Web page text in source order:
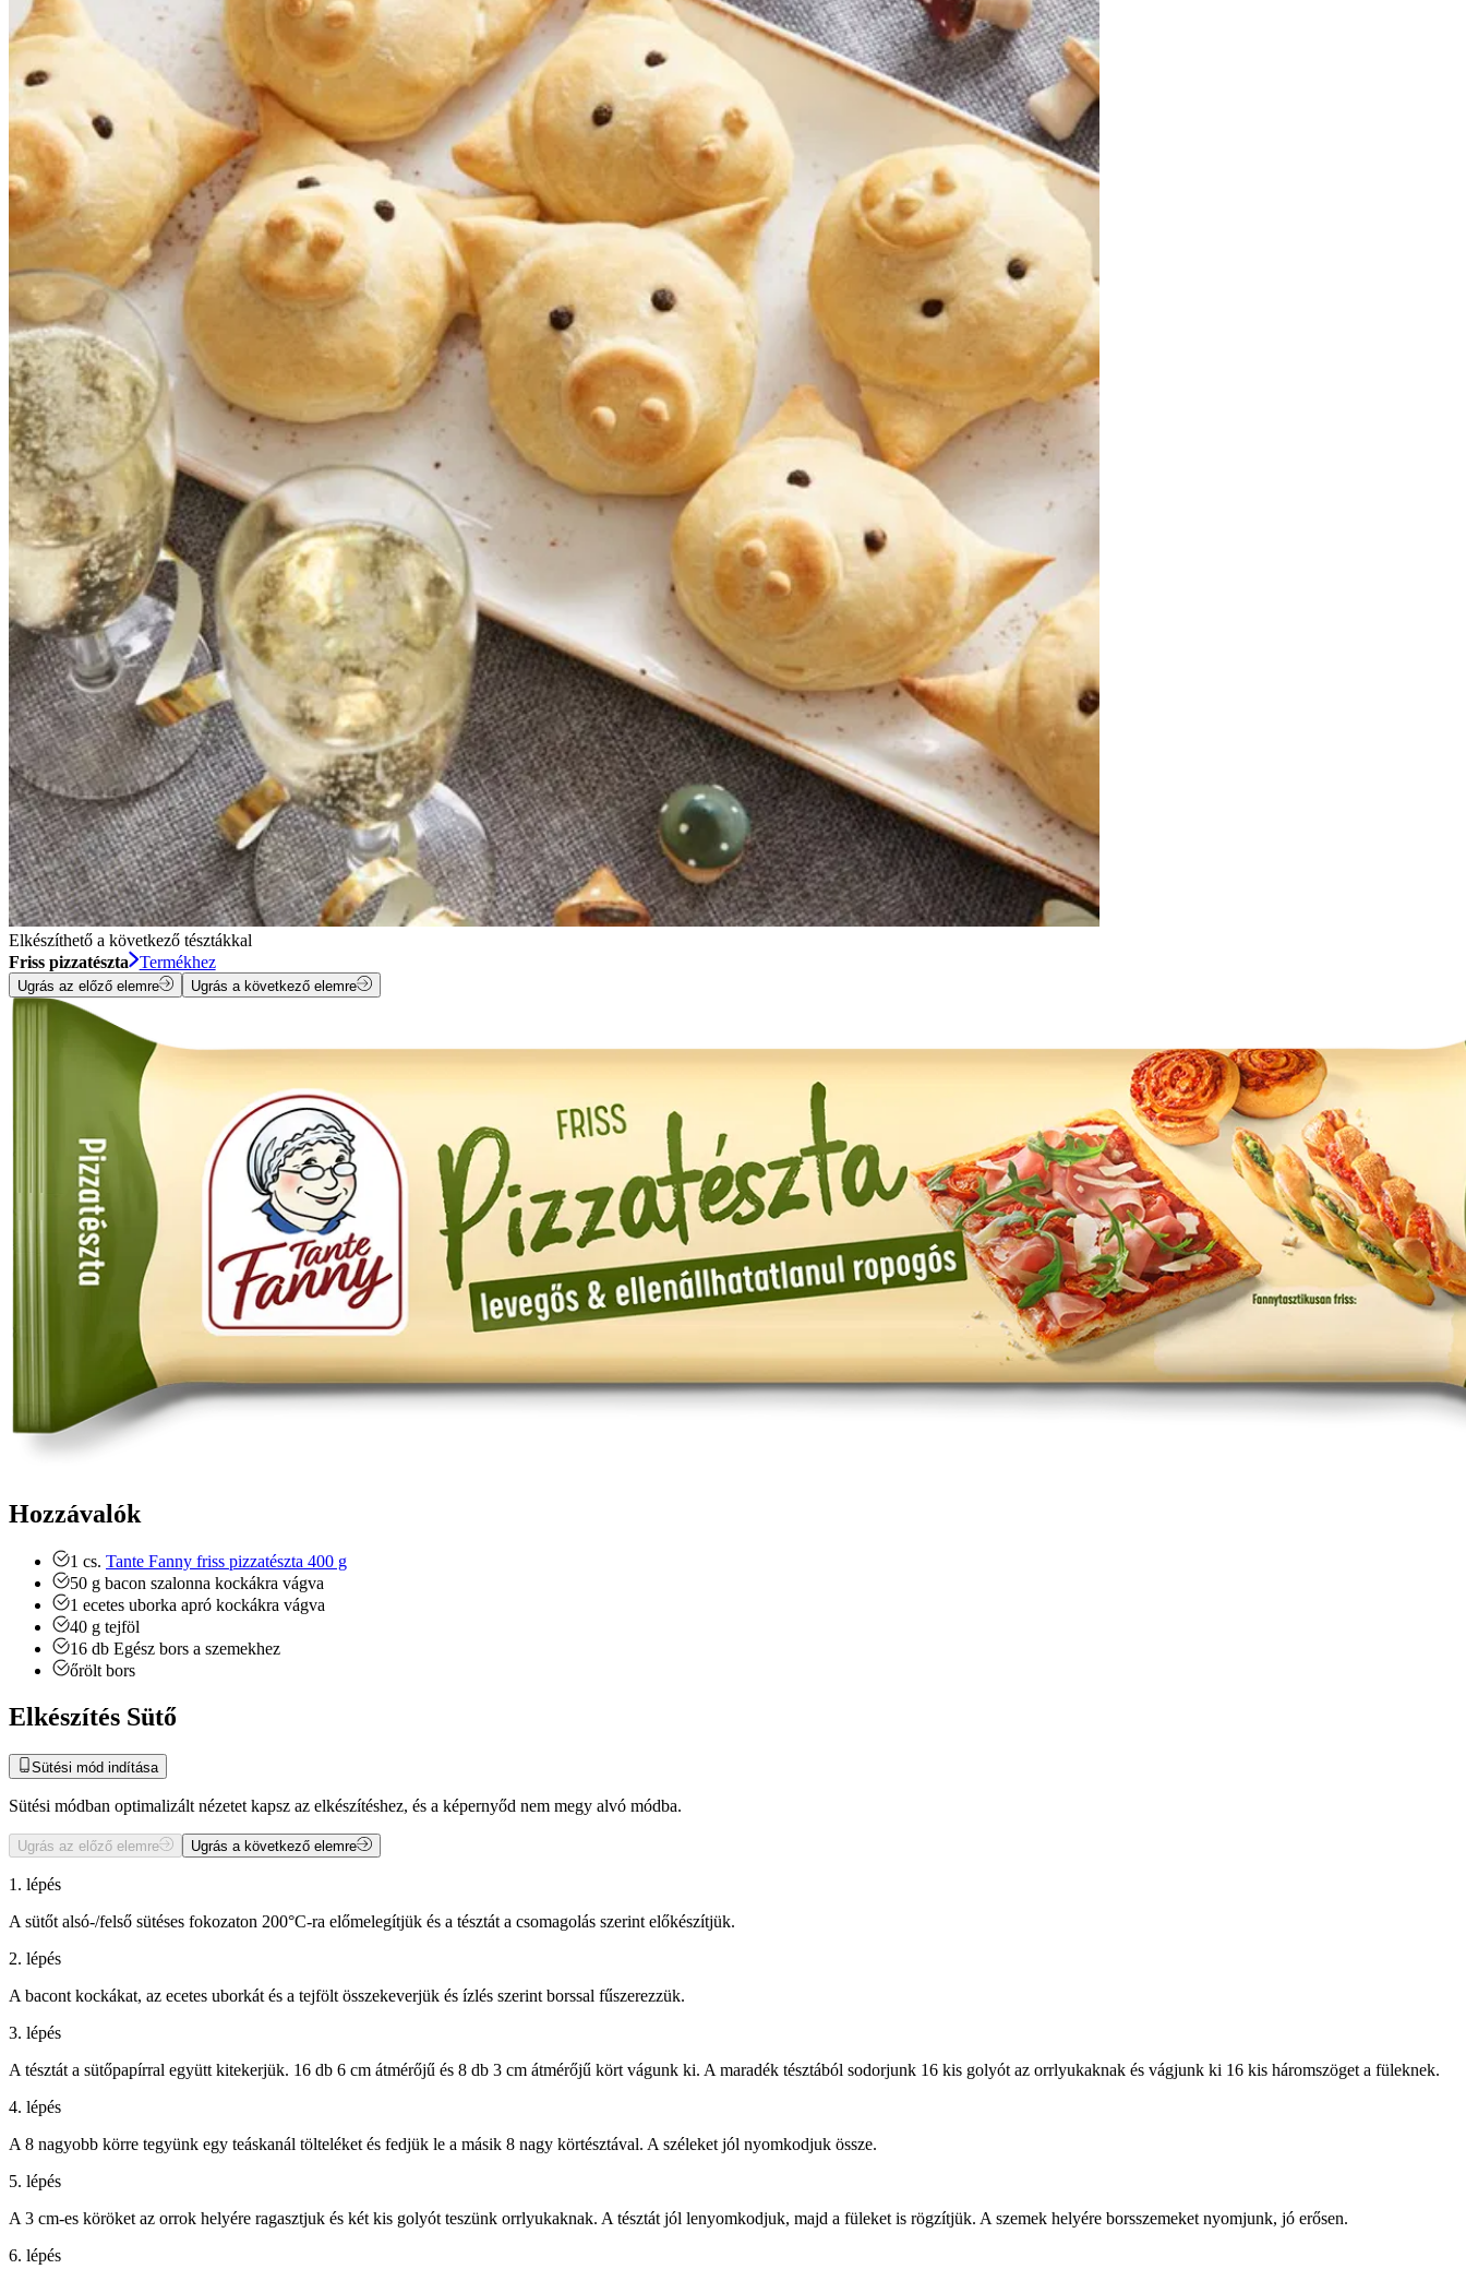
Elkészíthető a következő tésztákkal
Friss pizzatészta
Termékhez
Ugrás az előző elemre Ugrás a következő elemre
Hozzávalók
1 cs. Tante Fanny friss pizzatészta 400 g
50 g bacon szalonna kockákra vágva
1 ecetes uborka apró kockákra vágva
40 g tejföl
16 db Egész bors a szemekhez
őrölt bors
Elkészítés Sütő
Sütési mód indítása
Sütési módban optimalizált nézetet kapsz az elkészítéshez, és a képernyőd nem megy alvó módba.
Ugrás az előző elemre Ugrás a következő elemre
1. lépés
A sütőt alsó-/felső sütéses fokozaton 200°C-ra előmelegítjük és a tésztát a csomagolás szerint előkészítjük.
2. lépés
A bacont kockákat, az ecetes uborkát és a tejfölt összekeverjük és ízlés szerint borssal fűszerezzük.
3. lépés
A tésztát a sütőpapírral együtt kitekerjük. 16 db 6 cm átmérőjű és 8 db 3 cm átmérőjű kört vágunk ki. A maradék tésztából sodorjunk 16 kis golyót az orrlyukaknak és vágjunk ki 16 kis háromszöget a füleknek.
4. lépés
A 8 nagyobb körre tegyünk egy teáskanál tölteléket és fedjük le a másik 8 nagy körtésztával. A széleket jól nyomkodjuk össze.
5. lépés
A 3 cm-es köröket az orrok helyére ragasztjuk és két kis golyót teszünk orrlyukaknak. A tésztát jól lenyomkodjuk, majd a füleket is rögzítjük. A szemek helyére borsszemeket nyomjunk, jó erősen.
6. lépés